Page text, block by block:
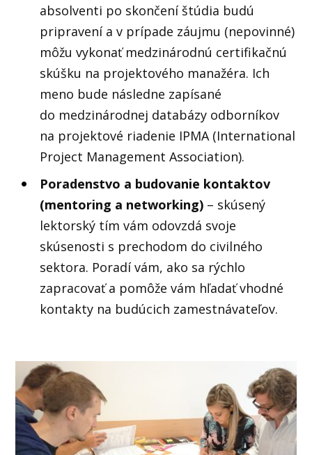
absolventi po skončení štúdia budú
pripravení a v prípade záujmu (nepovinné)
môžu vykonať medzinárodnú certifikačnú
skúšku na projektového manažéra. Ich
meno bude následne zapísané
do medzinárodnej databázy odborníkov
na projektové riadenie IPMA (International
Project Management Association).
Poradenstvo a budovanie kontaktov
(mentoring a networking) – skúsený
lektorský tím vám odovzdá svoje
skúsenosti s prechodom do civilného
sektora. Poradí vám, ako sa rýchlo
zapracovať a pomôže vám hľadať vhodné
kontakty na budúcich zamestnávateľov.